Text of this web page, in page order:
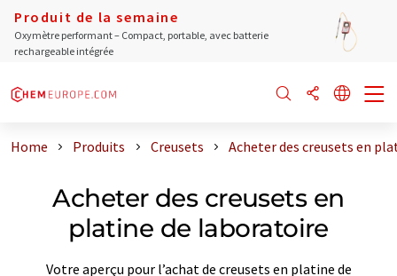
Produit de la semaine
Oxymètre performant – Compact, portable, avec batterie
rechargeable intégrée
Home Produits Creusets Acheter des creusets en
Acheter des creusets en
platine de laboratoire
Votre aperçu pour l’achat de creusets en platine de